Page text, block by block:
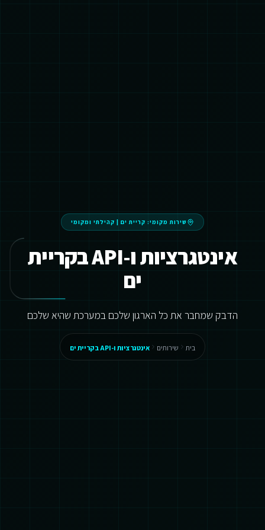
שירות מקומי: קריית ים | קהילתי ומקומי
אינטגרציות ו-API בקריית
ים
הדבק שמחבר את כל הארגון שלכם במערכת שהיא שלכם
בית שירותים אינטגרציות ו-API בקריית ים